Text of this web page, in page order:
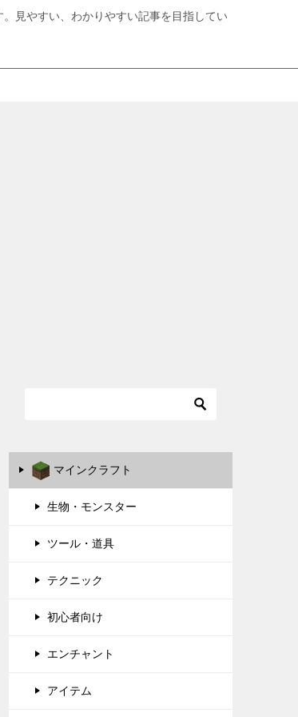
見やすい、わかりやすい記事を目指してい
マインクラフト
生物・モンスター
ツール・道具
テクニック
初心者向け
エンチャント
アイテム